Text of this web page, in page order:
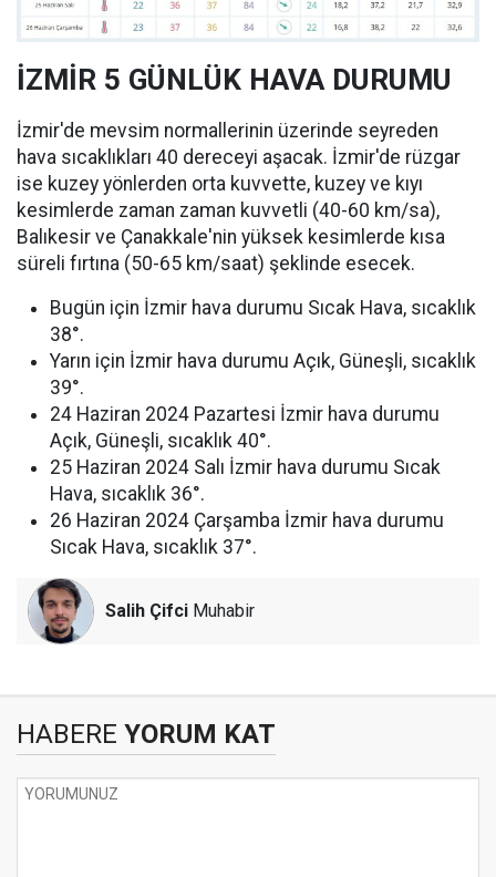
İZMİR 5 GÜNLÜK HAVA DURUMU
İzmir'de mevsim normallerinin üzerinde seyreden
hava sıcaklıkları 40 dereceyi aşacak. İzmir'de rüzgar
ise kuzey yönlerden orta kuvvette, kuzey ve kıyı
kesimlerde zaman zaman kuvvetli (40-60 km/sa),
Balıkesir ve Çanakkale'nin yüksek kesimlerde kısa
süreli fırtına (50-65 km/saat) şeklinde esecek.
Bugün için İzmir hava durumu Sıcak Hava, sıcaklık
38°.
Yarın için İzmir hava durumu Açık, Güneşli, sıcaklık
39°.
24 Haziran 2024 Pazartesi İzmir hava durumu
Açık, Güneşli, sıcaklık 40°.
25 Haziran 2024 Salı İzmir hava durumu Sıcak
Hava, sıcaklık 36°.
26 Haziran 2024 Çarşamba İzmir hava durumu
Sıcak Hava, sıcaklık 37°.
Salih Çifci Muhabir
HABERE YORUM KAT